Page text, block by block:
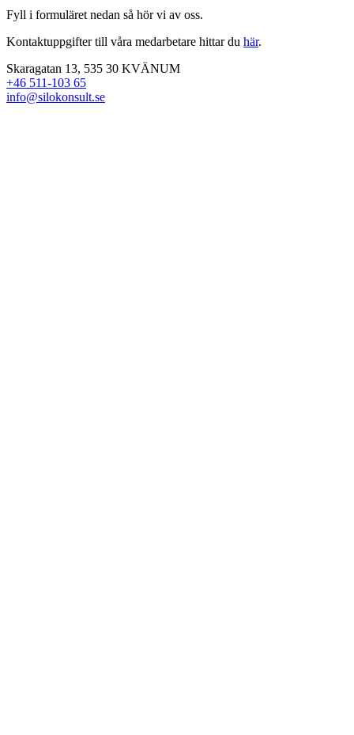
Fyll i formuläret nedan så hör vi av oss.
Kontaktuppgifter till våra medarbetare hittar du här.
Skaragatan 13, 535 30 KVÄNUM
+46 511-103 65
info@silokonsult.se